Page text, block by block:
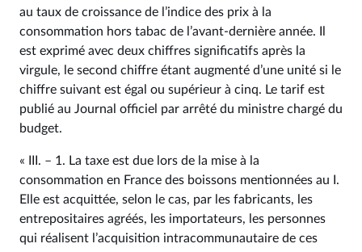
au taux de croissance de l’indice des prix à la
consommation hors tabac de l’avant-dernière année. Il
est exprimé avec deux chiffres significatifs après la
virgule, le second chiffre étant augmenté d’une unité si le
chiffre suivant est égal ou supérieur à cinq. Le tarif est
publié au Journal officiel par arrêté du ministre chargé du
budget.
« III. – 1. La taxe est due lors de la mise à la
consommation en France des boissons mentionnées au I.
Elle est acquittée, selon le cas, par les fabricants, les
entrepositaires agréés, les importateurs, les personnes
qui réalisent l’acquisition intracommunautaire de ces